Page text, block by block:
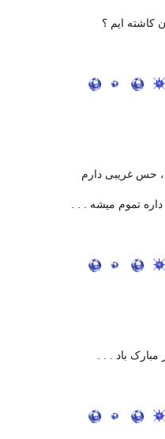
کاشته ایم ؟
حس غریبی دارم
تموم میشه . . .
باد . . .